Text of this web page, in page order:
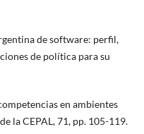
de software: perfil,
de política para su
en ambientes
la CEPAL, 71, pp. 105-119.